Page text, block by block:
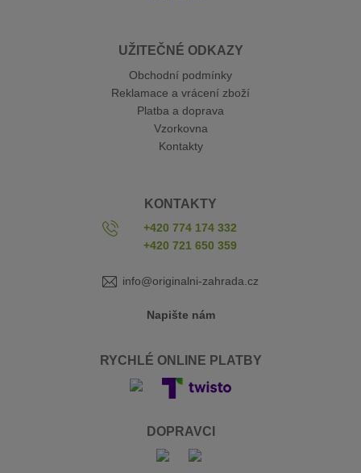
UŽITEČNÉ ODKAZY
Obchodní podmínky
Reklamace a vrácení zboží
Platba a doprava
Vzorkovna
Kontakty
KONTAKTY
+420 774 174 332
+420 721 650 359
info@originalni-zahrada.cz
Napište nám
RYCHLÉ ONLINE PLATBY
DOPRAVCI